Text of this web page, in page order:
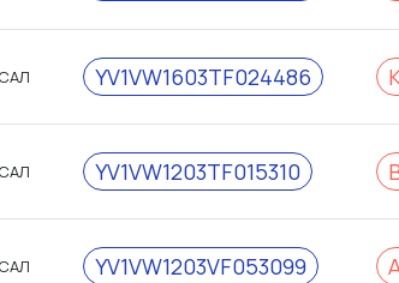
YV1VW1603TF024486
YV1VW1203TF015310
YV1VW1203VF053099